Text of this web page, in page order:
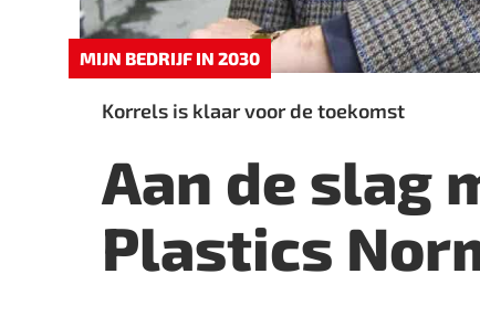
MIJN BEDRIJF IN 2030
Korrels is klaar voor de toekomst
Aan de slag
Plastics